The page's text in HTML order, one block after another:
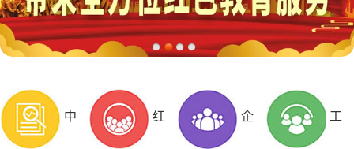
中 红 企 工